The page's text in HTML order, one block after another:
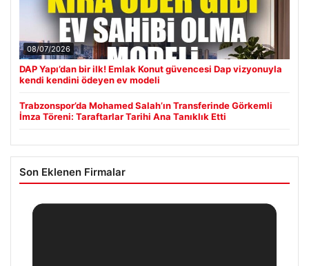
08/07/2026
DAP Yapı’dan bir ilk! Emlak Konut güvencesi Dap vizyonuyla
kendi kendini ödeyen ev modeli
Trabzonspor’da Mohamed Salah’ın Transferinde Görkemli
İmza Töreni: Taraftarlar Tarihi Ana Tanıklık Etti
Son Eklenen Firmalar